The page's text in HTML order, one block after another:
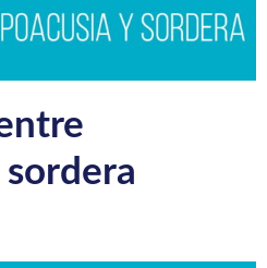
sordera